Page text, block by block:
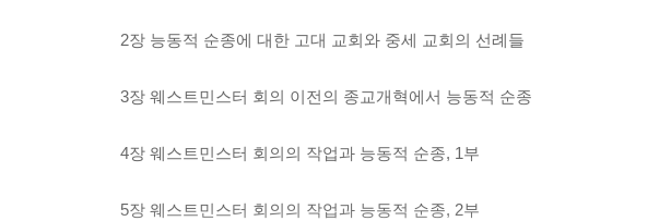
2장 능동적 순종에 대한 고대 교회와 중세 교회의 선례들
3장 웨스트민스터 회의 이전의 종교개혁에서 능동적 순종
4장 웨스트민스터 회의의 작업과 능동적 순종, 1부
5장 웨스트민스터 회의의 작업과 능동적 순종, 2부